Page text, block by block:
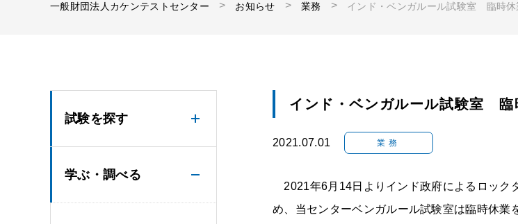
一般財団法人カケンテストセンター お知らせ 業務 インド・ベンガルール試験室 臨時休
試験を探す
学ぶ・調べる
インド・ベンガルール試験室 臨
2021.07.01 業務
2021年6月14日よりインド政府によるロック
め、当センターベンガルール試験室は臨時休業